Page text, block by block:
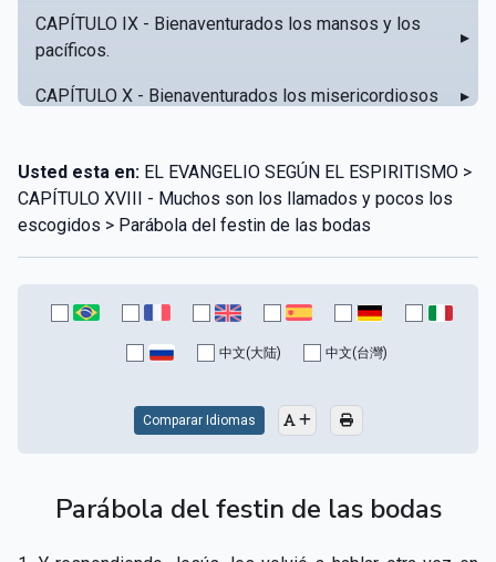
CAPÍTULO IX - Bienaventurados los mansos y los
pacíficos.
▸
CAPÍTULO X - Bienaventurados los misericordiosos ▸
CAPÍTULO XII - Amad a vuestros enemigos
CAPÍTULO XIII - No sepa tu izquierda lo que hace tu
derecha
CAPÍTULO XIV - Honra a tu padre y a tu madre
CAPÍTULO XV - Sin caridad no hay salvación
CAPÍTULO XVIII - Muchos son los llamados y pocos
Usted esta en: EL EVANGELIO SEGÚN EL ESPIRITISMO >
CAPÍTULO XVIII - Muchos son los llamados y pocos los
escogidos > Parábola del festin de las bodas
中文(大陆) 中文(台灣)
Comparar Idiomas
Parábola del festin de las bodas